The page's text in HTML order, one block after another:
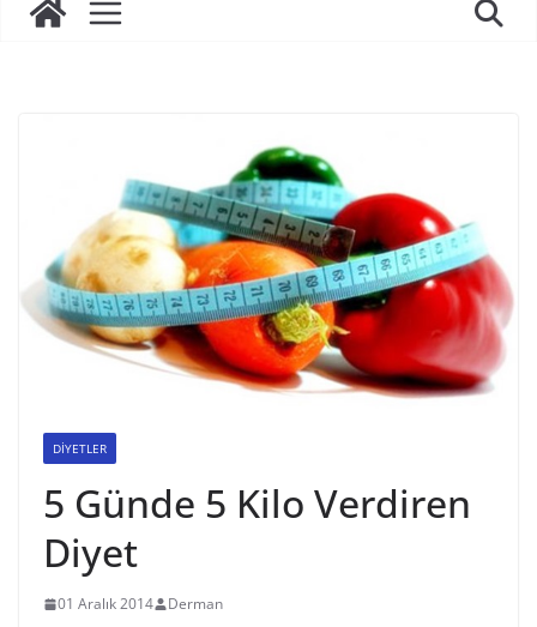
DİYETLER
5 Günde 5 Kilo Verdiren
Diyet
01 Aralık 2014 Derman